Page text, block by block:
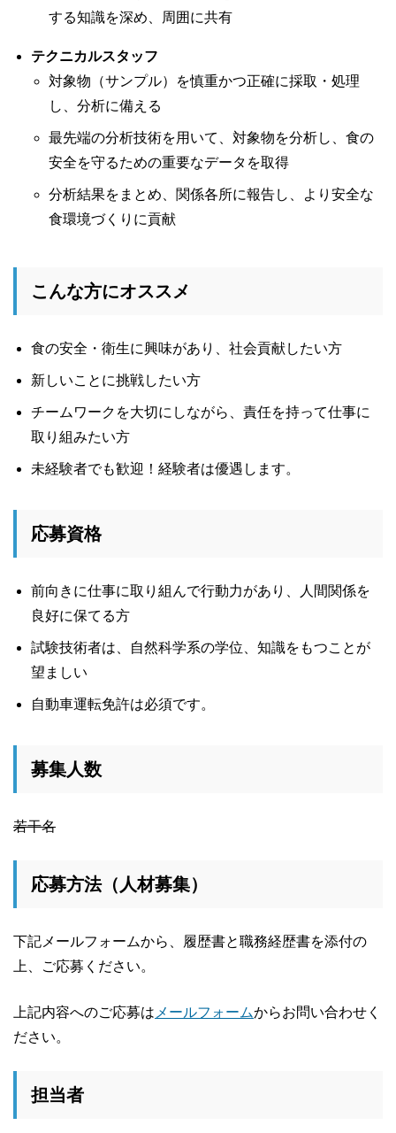
する知識を深め、周囲に共有
テクニカルスタッフ
対象物（サンプル）を慎重かつ正確に採取・処理
し、分析に備える
最先端の分析技術を用いて、対象物を分析し、食の
安全を守るための重要なデータを取得
分析結果をまとめ、関係各所に報告し、より安全な
食環境づくりに貢献
こんな方にオススメ
食の安全・衛生に興味があり、社会貢献したい方
新しいことに挑戦したい方
チームワークを大切にしながら、責任を持って仕事に
取り組みたい方
未経験者でも歓迎！経験者は優遇します。
応募資格
前向きに仕事に取り組んで行動力があり、人間関係を
良好に保てる方
試験技術者は、自然科学系の学位、知識をもつことが
望ましい
自動車運転免許は必須です。
募集人数
若干名
応募方法（人材募集）
下記メールフォームから、履歴書と職務経歴書を添付の
上、ご応募ください。
上記内容へのご応募は メールフォームからお問い合わせく
ださい。
担当者